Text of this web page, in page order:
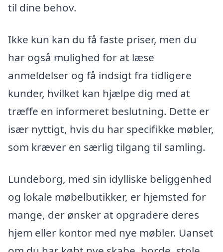
til dine behov.
Ikke kun kan du få faste priser, men du
har også mulighed for at læse
anmeldelser og få indsigt fra tidligere
kunder, hvilket kan hjælpe dig med at
træffe en informeret beslutning. Dette er
især nyttigt, hvis du har specifikke møbler,
som kræver en særlig tilgang til samling.
Lundeborg, med sin idylliske beliggenhed
og lokale møbelbutikker, er hjemsted for
mange, der ønsker at opgradere deres
hjem eller kontor med nye møbler. Uanset